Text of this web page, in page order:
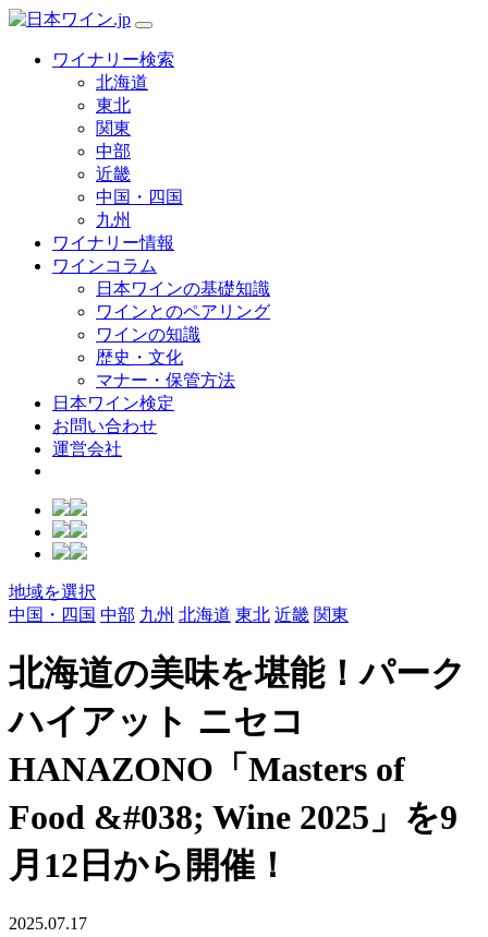
ワイナリー検索
北海道
東北
関東
中部
近畿
中国・四国
九州
ワイナリー情報
ワインコラム
日本ワインの基礎知識
ワインとのペアリング
ワインの知識
歴史・文化
マナー・保管方法
日本ワイン検定
お問い合わせ
運営会社
地域を選択
中国・四国 中部 九州 北海道 東北 近畿 関東
北海道の美味を堪能！パーク
ハイアット ニセコ
HANAZONO「Masters of
Food &#038; Wine 2025」を9
月12日から開催！
2025.07.17